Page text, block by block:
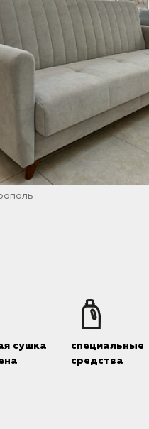
сушка
специальные
средства